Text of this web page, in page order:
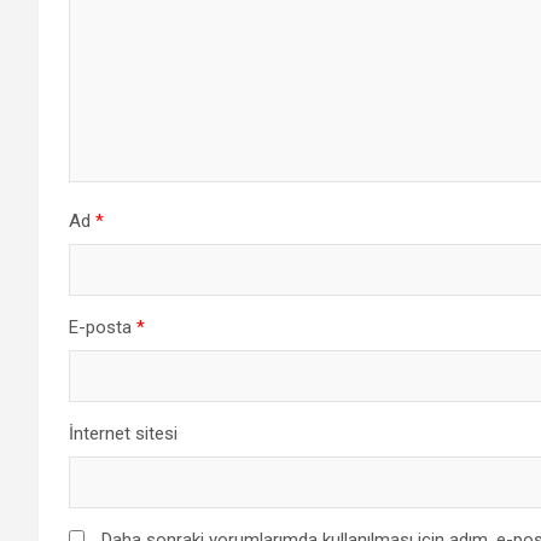
Ad *
E-posta *
İnternet sitesi